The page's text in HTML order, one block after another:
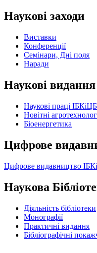
Наукові заходи
Виставки
Конференції
Семінари, Дні поля
Наради
Наукові видання
Наукові праці ІБКіЦБ
Новітні
Бiоенергетика
Цифрове
Цифрове видавництво
Наукова
Діяльність бібліотеки
Монографії
Практичні видання
Бібліографічні